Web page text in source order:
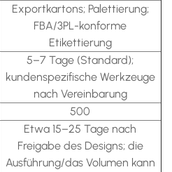
Exportkartons; Palettierung;
FBA/3PL-konforme
Etikettierung
5–7 Tage (Standard);
kundenspezifische Werkzeuge
nach Vereinbarung
500
Etwa 15–25 Tage nach
Freigabe des Designs; die
Ausführung/das Volumen kann